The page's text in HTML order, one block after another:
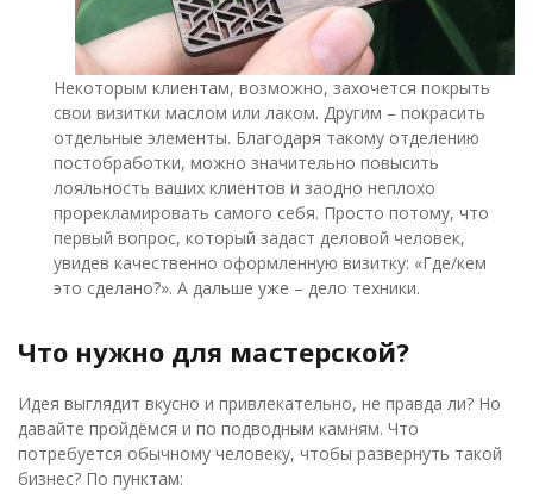
Некоторым клиентам, возможно, захочется покрыть
свои визитки маслом или лаком. Другим – покрасить
отдельные элементы. Благодаря такому отделению
постобработки, можно значительно повысить
лояльность ваших клиентов и заодно неплохо
прорекламировать самого себя. Просто потому, что
первый вопрос, который задаст деловой человек,
увидев качественно оформленную визитку: «Где/кем
это сделано?». А дальше уже – дело техники.
Что нужно для мастерской?
Идея выглядит вкусно и привлекательно, не правда ли? Но
давайте пройдёмся и по подводным камням. Что
потребуется обычному человеку, чтобы развернуть такой
бизнес? По пунктам: